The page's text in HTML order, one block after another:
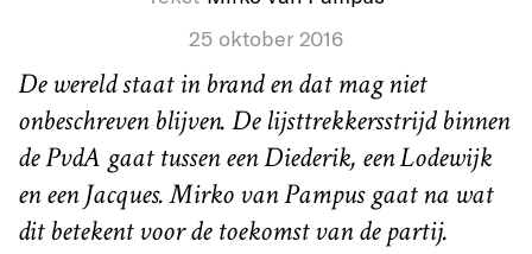
25 oktober 2016
De wereld staat in brand en dat mag niet
onbeschreven blijven. De lijsttrekkersstrijd binnen
de PvdA gaat tussen een Diederik, een Lodewijk
en een Jacques. Mirko van Pampus gaat na wat
dit betekent voor de toekomst van de partij.